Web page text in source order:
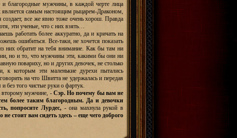
и благородные мужчины, в каждой черте лица
является самым настоящим рыцарем-Драконом,
все же явно тоже очень хорош. Правда
эти ученые, что с них взять…
работать более аккуратно, да и кричать на
ошибиться. Все-таки, не хочется показать
них обратит на тебя внимание. Как бы там ни
но и то, что мужчины эти, какими бы они ни
повариху, но и других девочек, не столько
к которым эти маленькие дурехи пытались
на что Швитта не удержалась и передав
без того чистые руки о фартук.
второму мужчине, - Сэр. Но почему бы вам не
более таким благородным. Да и девочки
попросите Лурдес, - она махнула рукой в
стоит вам сидеть здесь – еще чего доброго